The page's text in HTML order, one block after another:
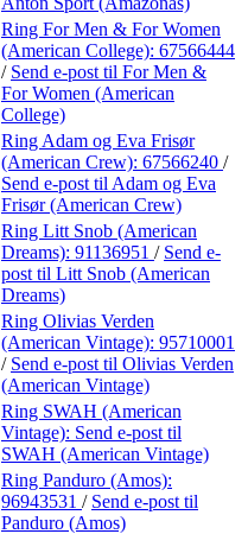
Ring For Men & For Women
(American College): 67566444
/ Send e-post til For Men &
For Women (American
College)
Ring Adam og Eva Frisør
(American Crew): 67566240 /
Send e-post til Adam og Eva
Frisør (American Crew)
Ring Litt Snob (American
Dreams): 91136951 / Send e-
post til Litt Snob (American
Dreams)
Ring Olivias Verden
(American Vintage): 95710001
/ Send e-post til Olivias Verden
(American Vintage)
Ring SWAH (American
Vintage): Send e-post til
SWAH (American Vintage)
Ring Panduro (Amos):
96943531 / Send e-post til
Panduro (Amos)